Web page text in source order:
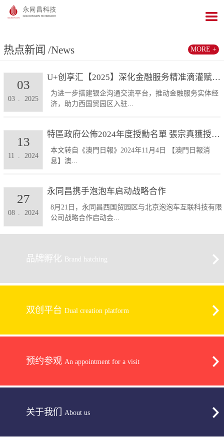
热点新闻 /News
U+创享汇【2025】深化金融服务精准滴灌赋能发展...
为进一步搭建银企沟通交流平台，推动金融服务实体经
济，助力西国贸园区入驻...
03 2025
03
特區政府公佈2024年度授勳名單 張宗真獲授予專業...
本文转自《澳門日報》2024年11月4日 【澳門日報消
息】澳...
11 2024
13
永同昌携手泡泡车启动战略合作
8月21日，永同昌西国贸园区与北京泡泡车互联科技有限
公司战略合作启动会...
08 . 2024
27
MORE +
品牌孵化 Brand hatching
双创平台 Dual creation platform
预约参观 An appointment for a visit
关于我们 About us